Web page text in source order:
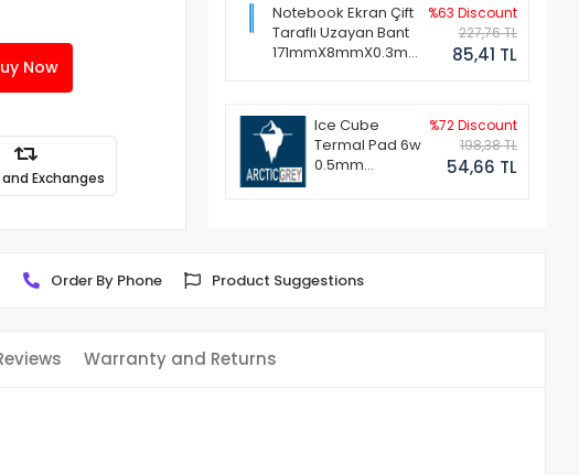
Now
Exchanges
Notebook Ekran Çift
Taraflı Uzayan Bant
171mmX8mmX0.3mm
%63 Discount
227,76 TL
85,41 TL
Ice Cube
Termal Pad 6w
0.5mm
%72 Discount
198,38 TL
54,66 TL
Order By Phone Product Suggestions
Warranty and Returns